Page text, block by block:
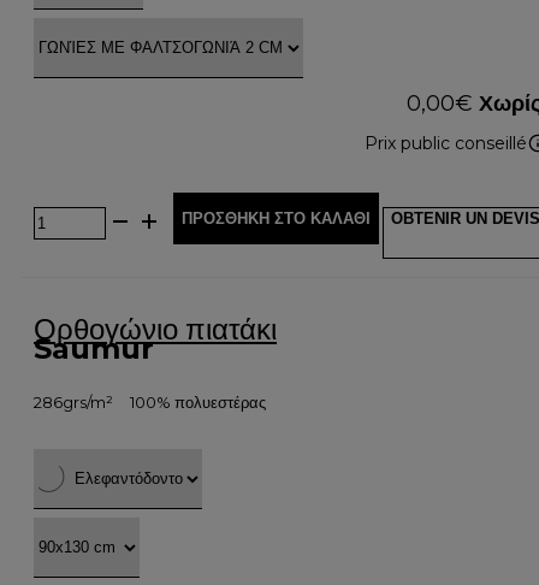
0,00€
Prix public conseillé
ΠΡΟΣΘΉΚΗ ΣΤΟ ΚΑΛΆΘΙ OBTENIR UN DEVIS
Ορθογώνιο πιατάκι
Saumur
286grs/m² 100% πολυεστέρας